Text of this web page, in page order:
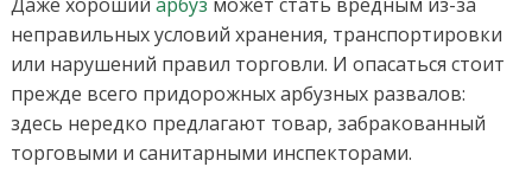
неправильных условий хранения, транспортировки
или нарушений правил торговли. И опасаться стоит
прежде всего придорожных арбузных развалов:
здесь нередко предлагают товар, забракованный
торговыми и санитарными инспекторами.